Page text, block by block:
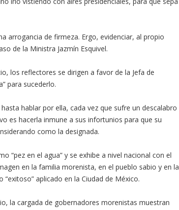
arrogancia de firmeza. Ergo, evidenciar, al propio
de la Ministra Jazmín Esquivel.
los reflectores se dirigen a favor de la Jefa de
para sucederlo.
hablar por ella, cada vez que sufre un descalabro
es hacerla inmune a sus infortunios para que su
como la designada.
“pez en el agua” y se exhibe a nivel nacional con el
en la familia morenista, en el pueblo sabio y en la
aplicado en la Ciudad de México.
la cargada de gobernadores morenistas muestran